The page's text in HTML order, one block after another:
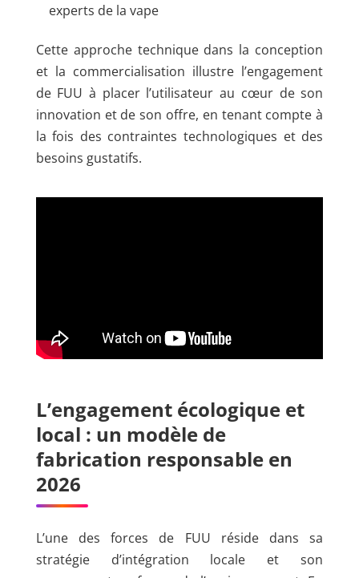
experts de la vape
Cette approche technique dans la conception
et la commercialisation illustre l’engagement
de FUU à placer l’utilisateur au cœur de son
innovation et de son offre, en tenant compte à
la fois des contraintes technologiques et des
besoins gustatifs.
L’engagement écologique et
local : un modèle de
fabrication responsable en
2026
L’une des forces de FUU réside dans sa
stratégie d’intégration locale et son